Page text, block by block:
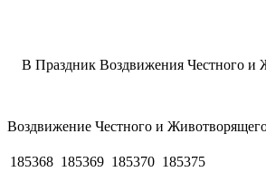
В Праздник Воздвижения Честного и
Вoздвижение Честного и
185368 185369 185370 185375